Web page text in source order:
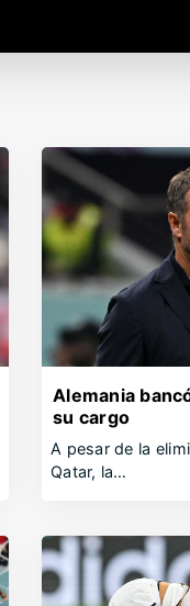
Alemania
su cargo
A pesar de la
Qatar, la…